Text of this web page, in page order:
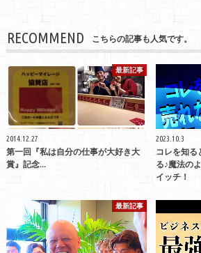
RECOMMEND こちらの記事も人気です。
最新記事
2014.12.27
第一回『私は自分の仕事が大好き大
賞』記念...
2023.10.3
コレを知る
る♪魔法の
イッチ！
最新記事